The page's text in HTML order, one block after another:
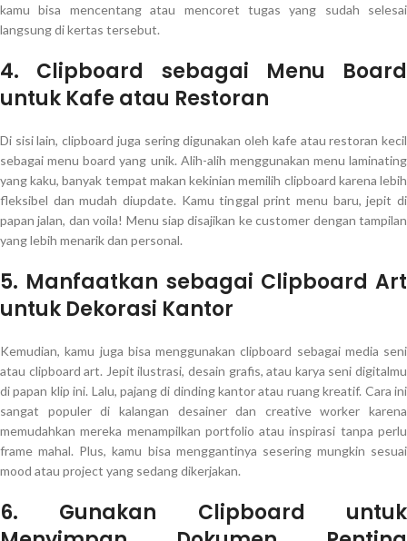
kamu bisa mencentang atau mencoret tugas yang sudah selesai
langsung di kertas tersebut.
4. Clipboard sebagai Menu Board
untuk Kafe atau Restoran
Di sisi lain, clipboard juga sering digunakan oleh kafe atau restoran kecil
sebagai menu board yang unik. Alih-alih menggunakan menu laminating
yang kaku, banyak tempat makan kekinian memilih clipboard karena lebih
fleksibel dan mudah diupdate. Kamu tinggal print menu baru, jepit di
papan jalan, dan voila! Menu siap disajikan ke customer dengan tampilan
yang lebih menarik dan personal.
5. Manfaatkan sebagai Clipboard Art
untuk Dekorasi Kantor
Kemudian, kamu juga bisa menggunakan clipboard sebagai media seni
atau clipboard art. Jepit ilustrasi, desain grafis, atau karya seni digitalmu
di papan klip ini. Lalu, pajang di dinding kantor atau ruang kreatif. Cara ini
sangat populer di kalangan desainer dan creative worker karena
memudahkan mereka menampilkan portfolio atau inspirasi tanpa perlu
frame mahal. Plus, kamu bisa menggantinya sesering mungkin sesuai
mood atau project yang sedang dikerjakan.
6. Gunakan Clipboard untuk